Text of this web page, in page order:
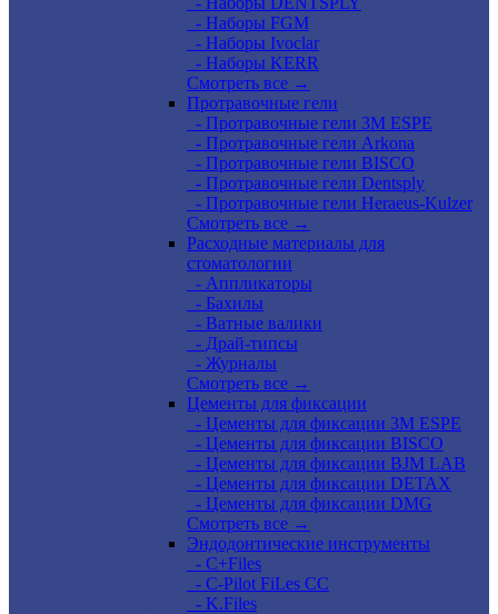
- Наборы FGM
- Наборы Ivoclar
- Наборы KERR
Смотреть все →
Протравочные гели
- Протравочные гели 3М ESPE
- Протравочные гели Arkona
- Протравочные гели BISCO
- Протравочные гели Dentsply
- Протравочные гели Heraeus-Kulzer
Смотреть все →
Расходные материалы для
стоматологии
- Аппликаторы
- Бахилы
- Ватные валики
- Драй-типсы
- Журналы
Смотреть все →
Цементы для фиксации
- Цементы для фиксации 3M ESPE
- Цементы для фиксации BISCO
- Цементы для фиксации BJM LAB
- Цементы для фиксации DETAX
- Цементы для фиксации DMG
Смотреть все →
Эндодонтические инструменты
- C+Files
- C-Pilot FiLes CC
- K.Files